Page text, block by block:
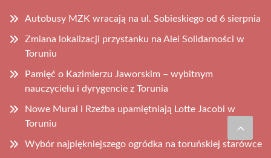
Autobusy MZK wracają na ul. Sobieskiego od 6 sierpnia
Zmiana lokalizacji przystanku na Alei Solidarności w
Toruniu
Pamięć o Kazimierzu Jaworskim – wybitnym
nauczycielu i dyrygencie z Torunia
Nowe Mural i Rzeźba upamiętniają Lotte Jacobi w
Toruniu
Wybór najpiękniejszego ogródka na toruńskiej starówce